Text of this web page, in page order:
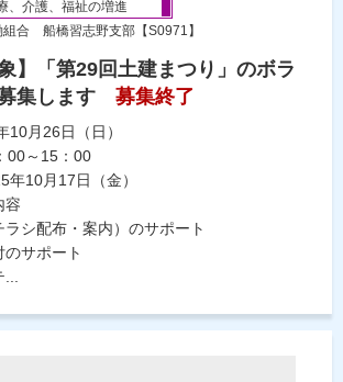
、介護、福祉の増進
合 船橋習志野支部【S0971】
】「第29回土建まつり」のボラ
集します
募集終了
10月26日（日）
00～15：00
年10月17日（金）
容
ラシ配布・案内）のサポート
のサポート